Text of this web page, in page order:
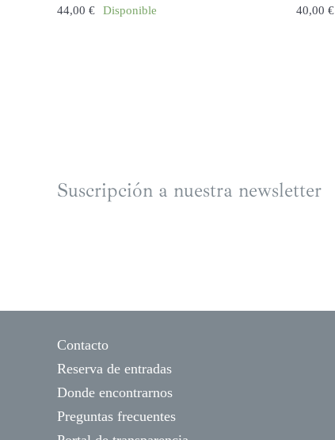
44,00 € Disponible
k
40,00€
Suscripción a nuestra newsletter
Contacto
Reserva de entradas
Donde encontrarnos
Preguntas frecuentes